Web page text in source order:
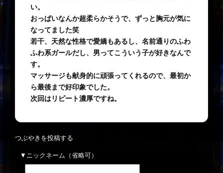
い。
おっぱいなんか超柔らかそうで、ずっと胸元が気に
なってました笑
若干、天然な性格で愛嬌もあるし、名前通りのふわ
ふわ系ガールだし、男ってこういう子が好きなんで
す。
マッサージも献身的に頑張ってくれるので、最初か
ら最後まで好印象でした。
次回はリピート濃厚ですね。
つぶやきを投稿する
ニックネーム（省略可）